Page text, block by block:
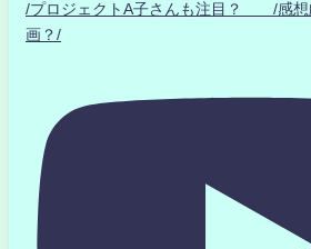
/プロジェクトA子さんも注目？ /感想
画？/